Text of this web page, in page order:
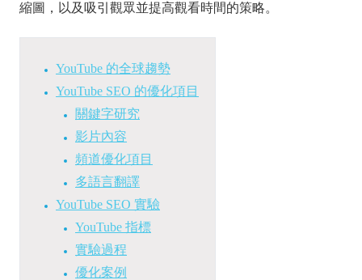
縮圖，以及吸引觀眾並提高觀看時間的策略。
YouTube 的全球趨勢
YouTube SEO 的優化項目
關鍵字研究
影片內容
頻道優化項目
多語言翻譯
YouTube SEO 實驗
YouTube 指標
實驗過程
優化案例